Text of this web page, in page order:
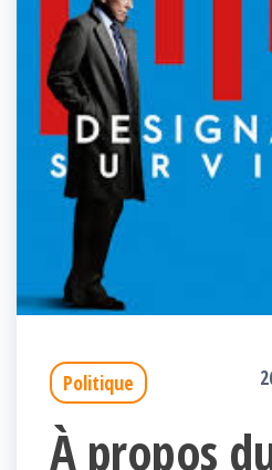
Politique
À propos